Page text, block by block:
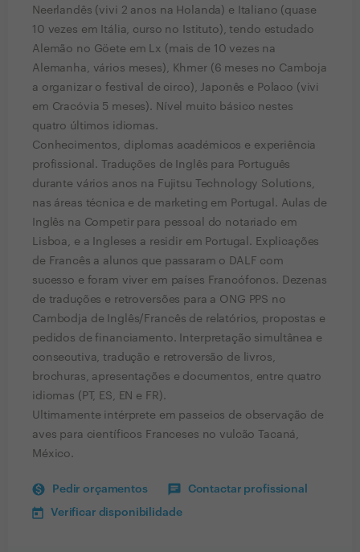
Neerlandês (vivi 2 anos na Holanda) e Italiano (quase
10 vezes em Itália, curso no Istituto), tendo estudado
Alemão no Göete em Lx (mais de 10 vezes na
Alemanha, vários meses), Khmer (6 meses no Camboja
a organizar o festival de circo), Japonês e Polaco (vivi
em Cracóvia 5 meses). Nível muito básico nestes
quatro últimos idiomas.
Conhecimentos, diplomas académicos e experiência
profissional. Traduções de Inglês para Português
durante vários anos na Fujitsu Technology Solutions,
nas áreas técnica e de marketing em Portugal. Aulas de
Inglês na Competir para pessoal do notariado em
Lisboa, e a Ingleses a residir em Portugal. Explicações
de Francês a alunos que passaram o DALF com
sucesso e foram viver em países Francófonos. Dezenas
de traduções e retroversões para a ONG PPS no
Cambodja de Inglês/Francês de relatórios, propostas e
pedidos de financiamento. Interpretação simultânea e
consecutiva, tradução e retroversão de livros,
brochuras, apresentações e documentos, entre quatro
idiomas (PT, ES, EN e FR).
Ultimamente intérprete em passeios de observação de
aves para científicos Franceses no vulcão Tacaná,
México.
Pedir orçamentos Contactar profissional
Verificar disponibilidade